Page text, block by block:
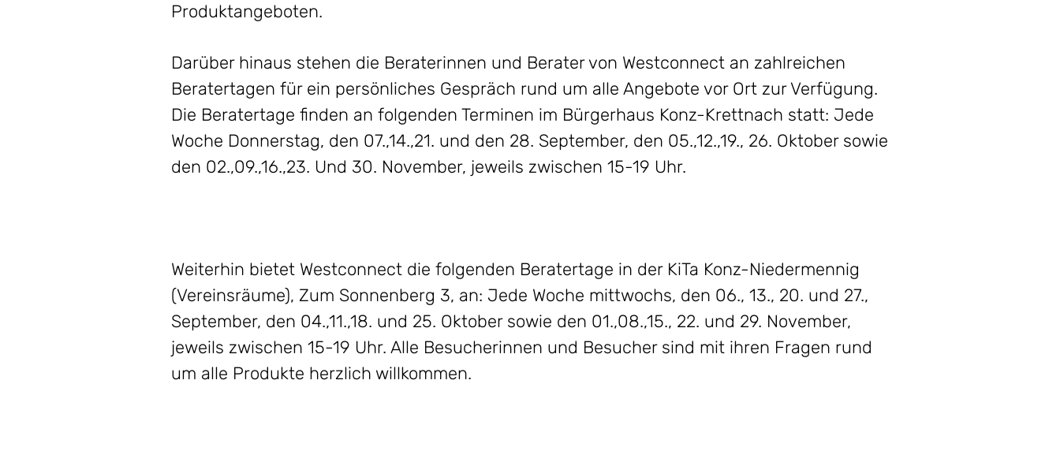
Produktangeboten.
Darüber hinaus stehen die Beraterinnen und Berater von Westconnect an zahlreichen
Beratertagen für ein persönliches Gespräch rund um alle Angebote vor Ort zur Verfügung.
Die Beratertage finden an folgenden Terminen im Bürgerhaus Konz-Krettnach statt: Jede
Woche Donnerstag, den 07.,14.,21. und den 28. September, den 05.,12.,19., 26. Oktober sowie
den 02.,09.,16.,23. Und 30. November, jeweils zwischen 15-19 Uhr.
Weiterhin bietet Westconnect die folgenden Beratertage in der KiTa Konz-Niedermennig
(Vereinsräume), Zum Sonnenberg 3, an: Jede Woche mittwochs, den 06., 13., 20. und 27.,
September, den 04.,11.,18. und 25. Oktober sowie den 01.,08.,15., 22. und 29. November,
jeweils zwischen 15-19 Uhr. Alle Besucherinnen und Besucher sind mit ihren Fragen rund
um alle Produkte herzlich willkommen.